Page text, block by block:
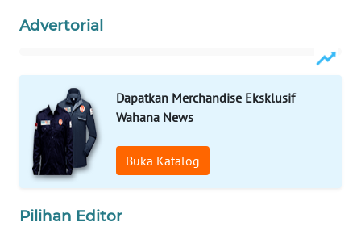
Advertorial
Dapatkan Merchandise Eksklusif
Wahana News
Buka Katalog
Pilihan Editor
TV
WAHANANEWS
ID
WAHANANEWS
CO ID
WAHANANEWS
NET